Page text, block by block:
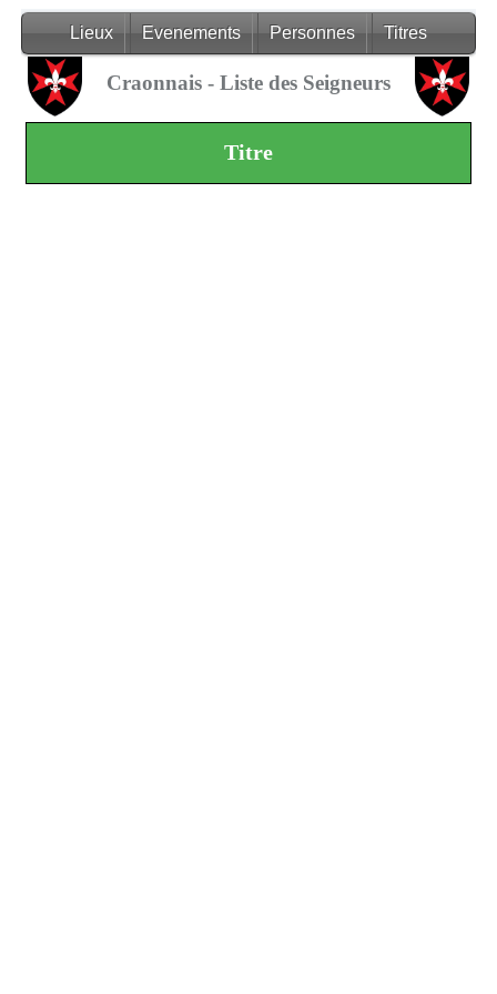
Lieux Evenements Personnes Titres
Craonnais - Liste des Seigneurs
Titre